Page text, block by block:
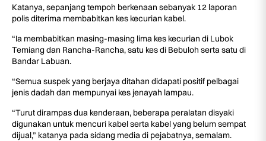
Katanya, sepanjang tempoh berkenaan sebanyak 12 laporan
polis diterima membabitkan kes kecurian kabel.
“Ia membabitkan masing-masing lima kes kecurian di Lubok
Temiang dan Rancha-Rancha, satu kes di Bebuloh serta satu di
Bandar Labuan.
“Semua suspek yang berjaya ditahan didapati positif pelbagai
jenis dadah dan mempunyai kes jenayah lampau.
“Turut dirampas dua kenderaan, beberapa peralatan disyaki
digunakan untuk mencuri kabel serta kabel yang belum sempat
dijual,” katanya pada sidang media di pejabatnya, semalam.